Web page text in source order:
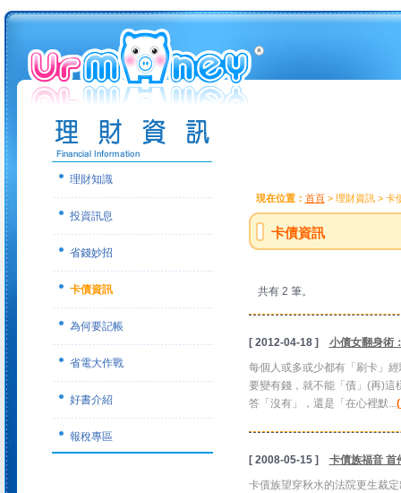
理財知識
投資訊息
省錢妙招
卡債資訊
為何要記帳
省電大作戰
好書介紹
報稅專區
現在位置： 首頁> 理財資訊 > 卡
卡債資訊
共有 2 筆。
[ 2012-04-18 ]
小債女翻身術
每個人或多或少都有「刷卡」
要變有錢，就不能「債」(再)這
答「沒有」，還是「在心裡默...
[ 2008-05-15 ]
卡債族福音 首
卡債族望穿秋水的法院更生裁